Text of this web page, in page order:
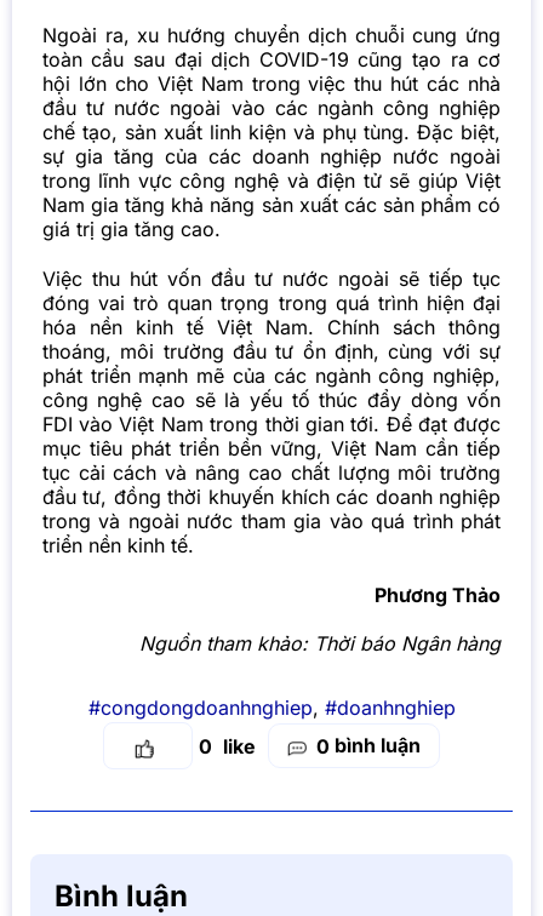
Ngoài ra, xu hướng chuyển dịch chuỗi cung ứng
toàn cầu sau đại dịch COVID-19 cũng tạo ra cơ
hội lớn cho Việt Nam trong việc thu hút các nhà
đầu tư nước ngoài vào các ngành công nghiệp
chế tạo, sản xuất linh kiện và phụ tùng. Đặc biệt,
sự gia tăng của các doanh nghiệp nước ngoài
trong lĩnh vực công nghệ và điện tử sẽ giúp Việt
Nam gia tăng khả năng sản xuất các sản phẩm có
giá trị gia tăng cao.
Việc thu hút vốn đầu tư nước ngoài sẽ tiếp tục
đóng vai trò quan trọng trong quá trình hiện đại
hóa nền kinh tế Việt Nam. Chính sách thông
thoáng, môi trường đầu tư ổn định, cùng với sự
phát triển mạnh mẽ của các ngành công nghiệp,
công nghệ cao sẽ là yếu tố thúc đẩy dòng vốn
FDI vào Việt Nam trong thời gian tới. Để đạt được
mục tiêu phát triển bền vững, Việt Nam cần tiếp
tục cải cách và nâng cao chất lượng môi trường
đầu tư, đồng thời khuyến khích các doanh nghiệp
trong và ngoài nước tham gia vào quá trình phát
triển nền kinh tế.
Phương Thảo
Nguồn tham khảo: Thời báo Ngân hàng
#congdongdoanhnghiep, #doanhnghiep
0
0 bình luận
Bình luận